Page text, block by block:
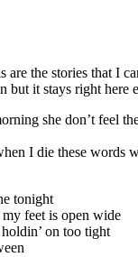
are the stories that I
but it stays right here
she don’t feel
I die these words
tonight
feet is open wide
on too tight